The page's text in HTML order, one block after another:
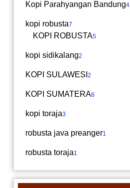
Kopi Parahyangan Bandung4
kopi robusta7
KOPI ROBUSTA5
kopi sidikalang2
KOPI SULAWESI 2
KOPI SUMATERA6
kopi toraja3
robusta java preanger1
robusta toraja1